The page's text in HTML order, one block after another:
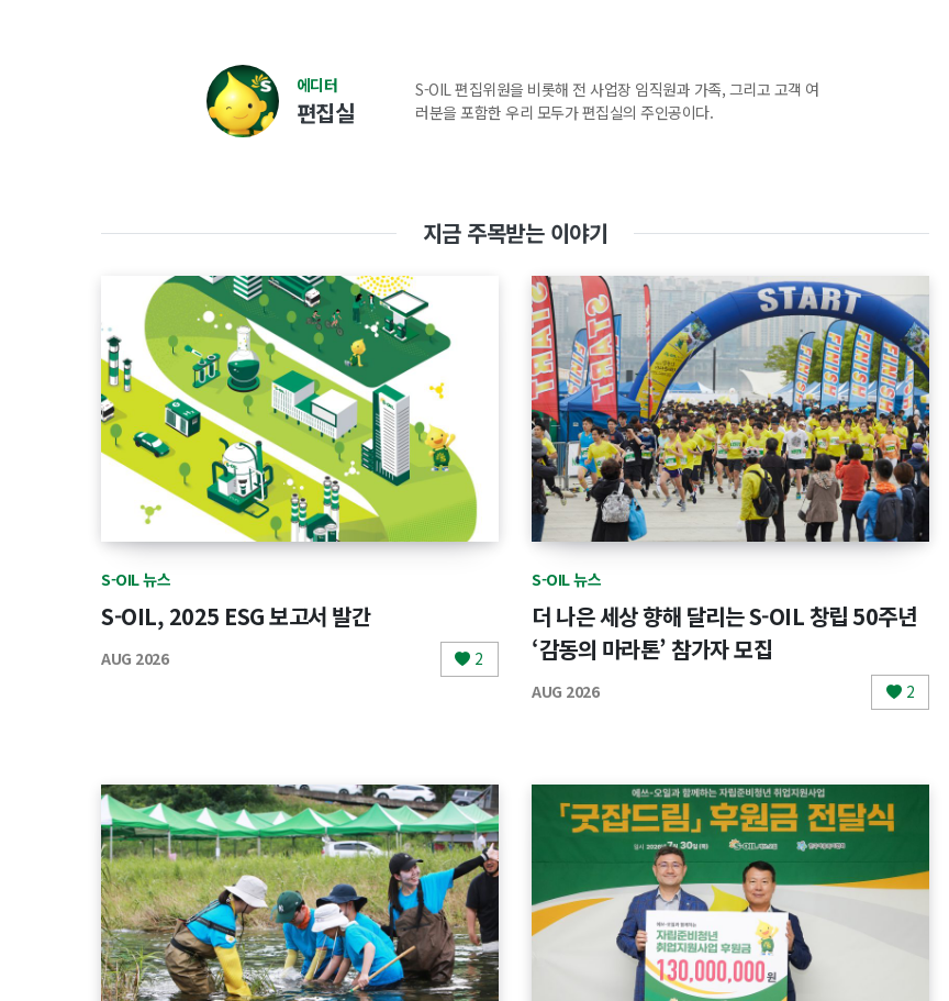
에디터
편집실
S-OIL 편집위원을 비롯해 전 사업장 임직원과 가족, 그리고 고객 여
러분을 포함한 우리 모두가 편집실의 주인공이다.
지금 주목받는 이야기
S-OIL 뉴스
S-OIL, 2025 ESG 보고서 발간
AUG 2026 2
S-OIL 뉴스
더 나은 세상 향해 달리는 S-OIL 창립 50주년
‘감동의 마라톤’ 참가자 모집
AUG 2026 2